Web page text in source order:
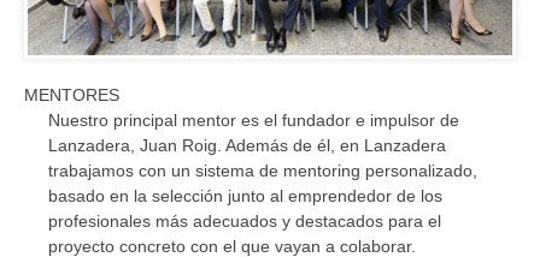
MENTORES
Nuestro principal mentor es el fundador e impulsor de
Lanzadera, Juan Roig. Además de él, en Lanzadera
trabajamos con un sistema de mentoring personalizado,
basado en la selección junto al emprendedor de los
profesionales más adecuados y destacados para el
proyecto concreto con el que vayan a colaborar.